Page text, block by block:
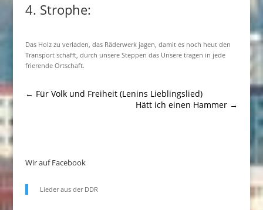
4. Strophe:
Das Holz zu verladen, das Räderwerk jagen, damit es noch heut den
Transport schafft, durch unsere Steppen das Unsere tragen in jede
frierende Ortschaft.
← Für Volk und Freiheit (Lenins Lieblingslied)
Hätt ich einen Hammer →
Wir auf Facebook
Lieder aus der DDR